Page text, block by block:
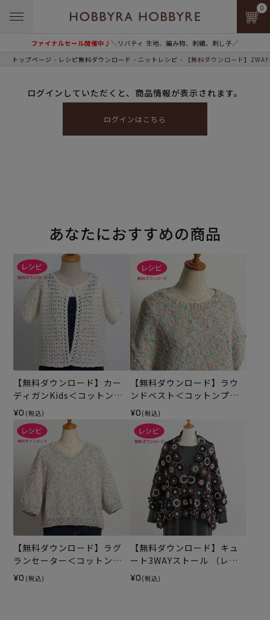
ファイナルセール開催中♪＼リバティ 生地、編み物、刺繍、刺し子／
0
トップページ レシピ無料ダウンロード ニットレシピ 【無料ダウンロード】
ログインしていただくと、商品情報が表示されます。
ログインはこちら
あなたにおすすめの商品
【無料ダウンロード】カー
ディガンKids＜コットンリ
リー＞（レシピ）
¥0 (税込)
【無料ダウンロード】ラウ
ンドベスト＜コットンプリ
ズム＞（レシピ）
¥0 (税込)
【無料ダウンロード】ラグ
ランセーター＜コットンプ
リズム＞（レシピ）
¥0 (税込)
【無料ダウンロード】キュ
ート3WAYストール （レシ
ピ）
¥0 (税込)